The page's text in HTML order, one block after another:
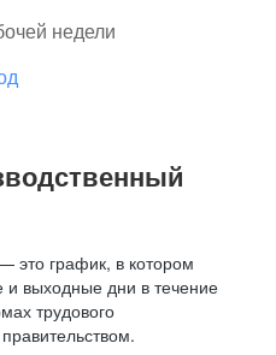
недели
это график, в котором
и выходные дни в течение
трудового